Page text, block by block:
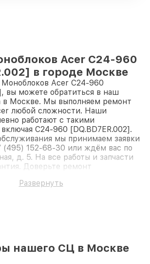
Acer C24-960
в городе Москве
Acer C24-960
вы можете обратиться в наш
в Москве. Мы выполняем ремонт
любой сложности. Наши
работают с такими
C24-960 [DQ.BD7ER.002].
мы принимаем заявки
(495) 152-68-30 или ждём вас по
д. 5. На все работы и запчасти
Доверьте ремонт
Развернуть
нашего СЦ в Москве